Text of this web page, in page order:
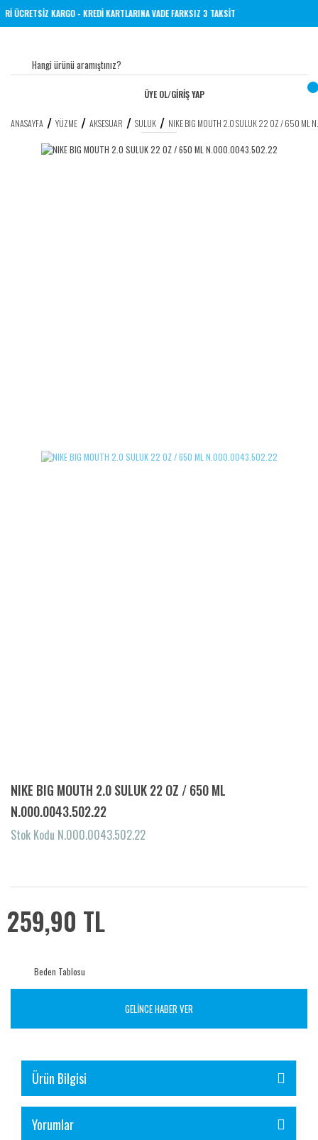
ÜCRETSİZ KARGO - KREDİ KARTLARINA VADE FARKSIZ 3 TAKSİT
ÜYE OL/GİRİŞ YAP
ANASAYFA YÜZME AKSESUAR SULUK NIKE BIG MOUTH 2.0 SULUK 22 OZ / 650
NIKE BIG MOUTH 2.0 SULUK 22 OZ / 650 ML
N.000.0043.502.22
Stok Kodu N.000.0043.502.22
259,90 TL
Beden Tablosu
GELİNCE HABER VER
Ürün Bilgisi
Yorumlar